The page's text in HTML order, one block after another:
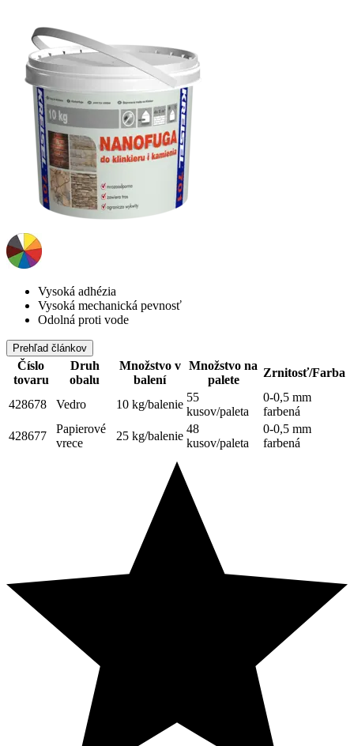
Vysoká adhézia
Vysoká mechanická pevnosť
Odolná proti vode
Prehľad článkov
Číslo
tovaru
Druh
obalu
Množstvo v
balení
Množstvo na
palete
Zrnitosť/Farba
428678 Vedro 10 kg/balenie
55
kusov/paleta
0-0,5 mm
farbená
428677
Papierové
vrece
25 kg/balenie
48
kusov/paleta
0-0,5 mm
farbená